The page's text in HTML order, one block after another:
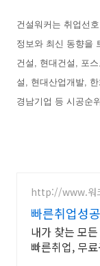
건설워커는 취업선
정보와 최신 동향을
건설, 현대건설, 포
설, 현대산업개발,
경남기업 등 시공순
http://www.워
빠른취업성
비원, 건축인
내가 찾는 모
빠른취업, 무